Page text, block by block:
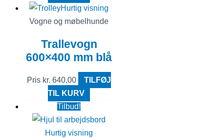
Hurtig visning
Vogne og møbelhunde
Trallevogn
600×400 mm blå
Pris kr. 640,00
TILFØJ
TIL KURV
Tilbud!
Hurtig visning